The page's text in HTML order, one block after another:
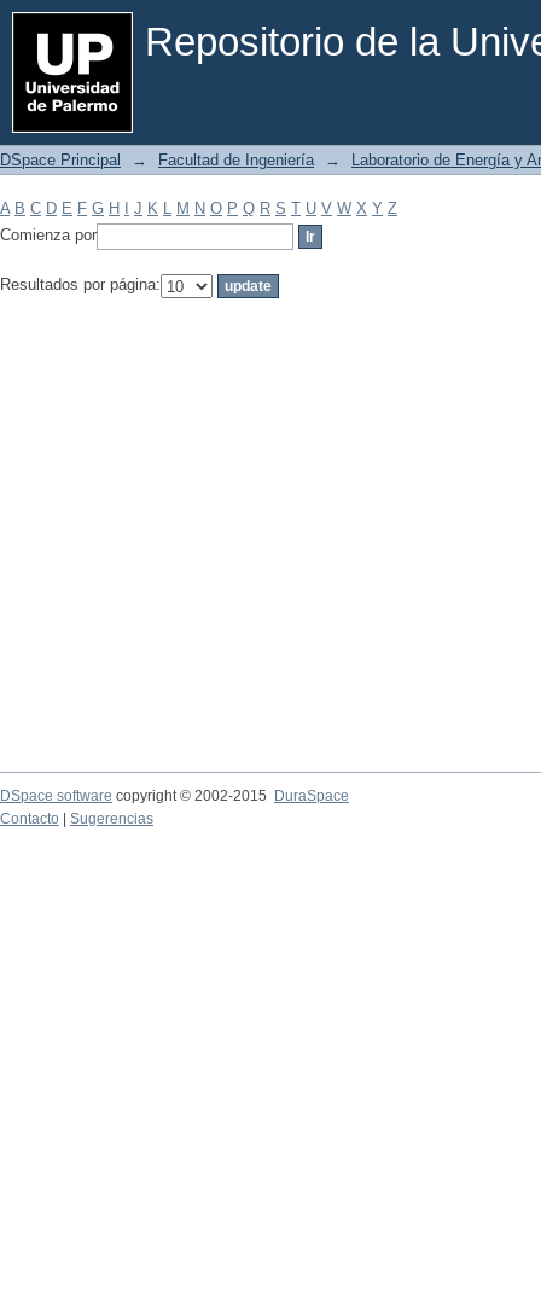
Repositorio de la
Filtrar por: Materia
DSpace Principal → Facultad de Ingeniería → Laboratorio de Energía y
A B C D E F G H J K L M N O P Q R S T U V W X Y Z
Comienza por
Resultados por página:
DSpace software copyright © 2002-2015
DuraSpace
Contacto
Sugerencias